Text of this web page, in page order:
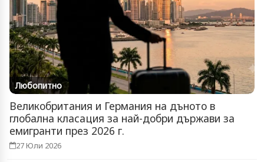
Любопитно
Великобритания и Германия на дъното в
глобална класация за най-добри държави за
емигранти през 2026 г.
27 Юли 2026